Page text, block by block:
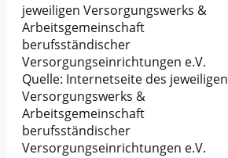
Quelle: Internetseite des jeweiligen
Versorgungswerks &
Arbeitsgemeinschaft
berufsständischer
Versorgungseinrichtungen e.V.